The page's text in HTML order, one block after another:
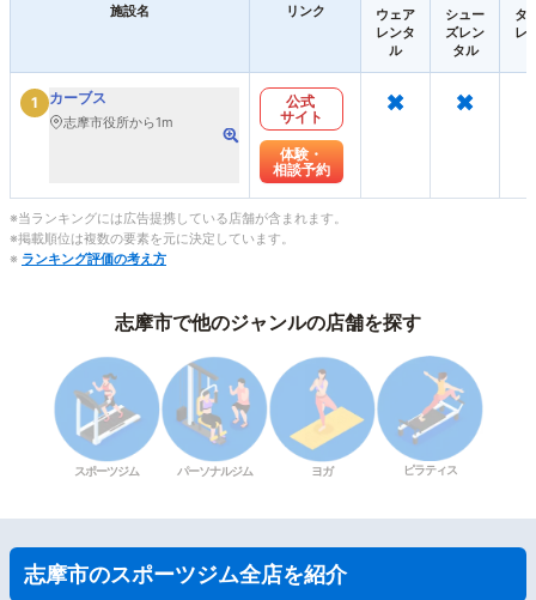
施設名 リンク
ウェア
レンタ
ル
シュー
ズレン
タル
タ
レ
1 カーブス
志摩市役所から1m
公式
サイト
体験・
相談予約
× ×
※当ランキングには広告提携している店舗が含まれます。
※掲載順位は複数の要素を元に決定しています。
※ ランキング評価の考え方
志摩市で他のジャンルの店舗を探す
スポーツジム パーソナルジム ヨガ ピラティス
志摩市のスポーツジム全店を紹介